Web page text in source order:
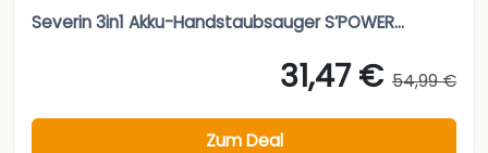
Severin 3in1 Akku-Handstaubsauger S’POWER...
31,47 € 54,99 €
Zum Deal